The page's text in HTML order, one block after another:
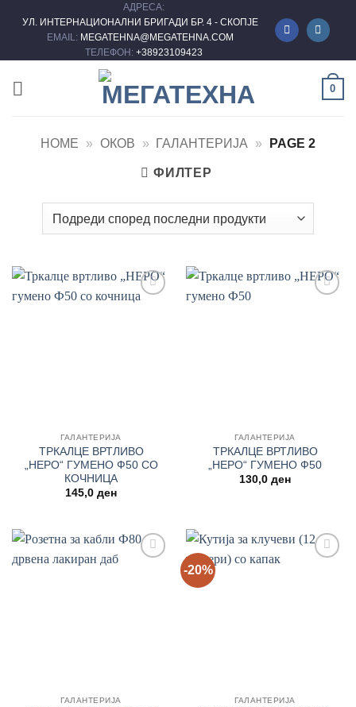
АДРЕСА:
УЛ. ИНТЕРНАЦИОНАЛНИ БРИГАДИ БР. 4 - СКОПЈЕ
EMAIL: MEGATEHNA@MEGATEHNA.COM
ТЕЛЕФОН: +38923109423
0
HOME » ОКОВ » ГАЛАНТЕРИЈА » PAGE 2
ФИЛТЕР
ГАЛАНТЕРИЈА
ТРКАЛЦЕ ВРТЛИВО
„НЕРО“ ГУМЕНО Ф50 СО
КОЧНИЦА
145,0 ден
ГАЛАНТЕРИЈА
ТРКАЛЦЕ ВРТЛИВО
„НЕРО“ ГУМЕНО Ф50
130,0 ден
ГАЛАНТЕРИЈА
-20%
ГАЛАНТЕРИЈА